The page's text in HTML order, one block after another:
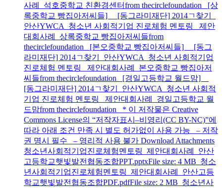
사례_석호중학교 친환경센터from thecirclefoundation [상
록중학교 빵집아저씨들] [동그라미재단] 2014ㄱ찾기_
안산YWCA_청소년 사회적기업 진로체험 멘토링_ 제안
대회사례_상록중학교 빵집아저씨들from
thecirclefoundation [본오중학교 빵집아저씨들] [동그
라미재단] 2014ㄱ찾기_안산YWCA_청소년 사회적기업
진로체험 멘토링_ 제안대회사례_본오중학교 빵집아저
씨들from thecirclefoundation [경일고등학교 월드맘]
[동그라미재단] 2014ㄱ찾기_안산YWCA_청소년 사회적
기업 진로체험 멘토링_ 제안대회사례_경일고등학교 월
드맘from thecirclefoundation * 이 저작물은 Creative
Commons License의 “저작자표시–비영리(CC BY-NC)”에
따라 아래 조건 만족 시 별도 허가없이 사용 가능 – 저작
권 명시 필수 – 영리적 사용 불가 Download Attachments
청소년사회적기업진로체험멘토링_제안대회사례_안산
고등학교햇빛발전협동조합PPT.pptxFile size: 4 MB 청소
년사회적기업진로체험멘토링_제안대회사례_안산고등
학교햇빛발전협동조합PDF.pdfFile size: 2 MB 청소년사